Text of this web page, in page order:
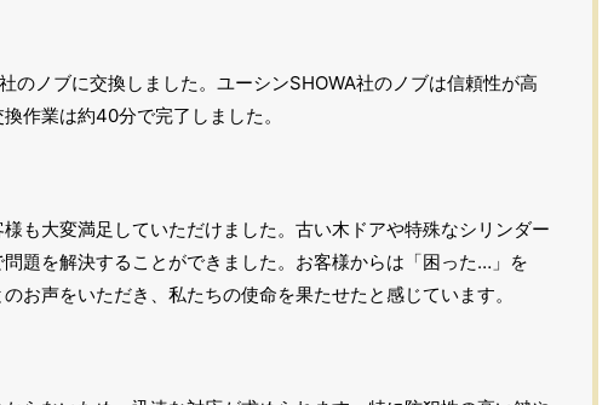
のノブに交換しました。ユーシンSHOWA社のノブは信頼性が高
作業は約40分で完了しました。
も大変満足していただけました。古い木ドアや特殊なシリンダー
題を解決することができました。お客様からは「困った…」を
お声をいただき、私たちの使命を果たせたと感じています。